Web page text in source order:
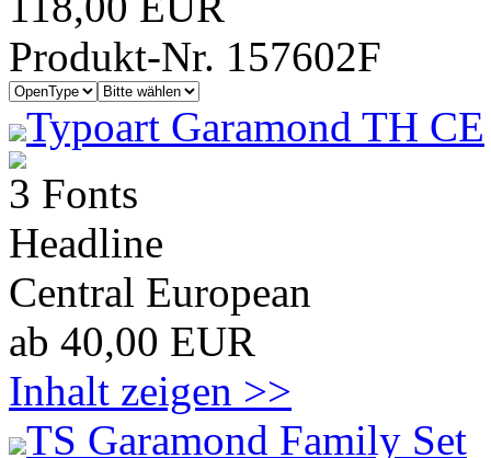
Produkt-Nr. 157602F
Typoart Garamond TH CE
3 Fonts
Headline
Central European
ab 40,00 EUR
Inhalt zeigen >>
TS Garamond Family Set